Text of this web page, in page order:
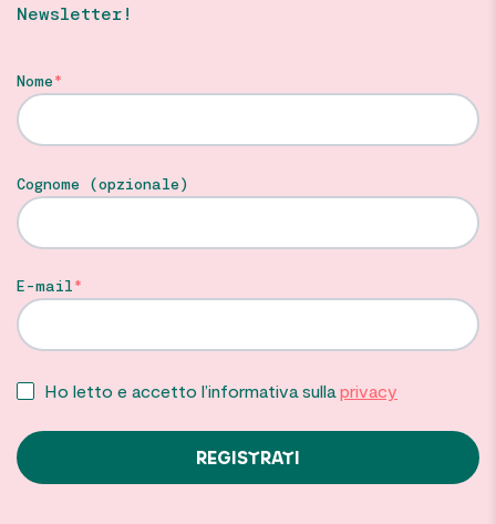
Newsletter!
Nome
Cognome (opzionale)
E-mail
Ho letto e accetto l’informativa sulla privacy